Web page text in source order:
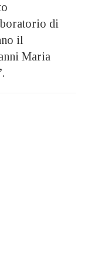
di
il
Maria